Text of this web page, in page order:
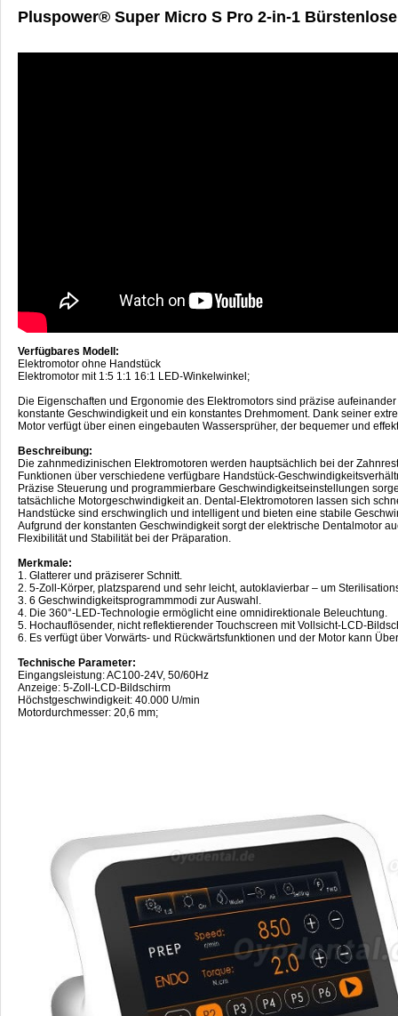
Pluspower® Super Micro S Pro 2-in-1
Verfügbares Modell:
Elektromotor ohne Handstück
Elektromotor mit 1:5 1:1 16:1 LED-Winkelwinkel;
Die Eigenschaften und Ergonomie des Elektromotors sind präzise
konstante Geschwindigkeit und ein konstantes Drehmoment. Dank seiner
Motor verfügt über einen eingebauten Wassersprüher, der bequemer und
Beschreibung:
Die zahnmedizinischen Elektromotoren werden hauptsächlich bei der
Funktionen über verschiedene verfügbare Handstück-
Präzise Steuerung und programmierbare Geschwindigkeitseinstellungen
tatsächliche Motorgeschwindigkeit an. Dental-Elektromotoren lassen sich
Handstücke sind erschwinglich und intelligent und bieten eine stabile
Aufgrund der konstanten Geschwindigkeit sorgt der elektrische Dentalmotor
Flexibilität und Stabilität bei der Präparation.
Merkmale:
1. Glatterer und präziserer Schnitt.
2. 5-Zoll-Körper, platzsparend und sehr leicht, autoklavierbar – um
3. 6 Geschwindigkeitsprogrammmodi zur Auswahl.
4. Die 360°-LED-Technologie ermöglicht eine omnidirektionale Beleuchtung.
5. Hochauflösender, nicht reflektierender Touchscreen mit Vollsicht-LCD-
6. Es verfügt über Vorwärts- und Rückwärtsfunktionen und der Motor kann
Technische Parameter:
Eingangsleistung: AC100-24V, 50/60Hz
Anzeige: 5-Zoll-LCD-Bildschirm
Höchstgeschwindigkeit: 40.000 U/min
Motordurchmesser: 20,6 mm;